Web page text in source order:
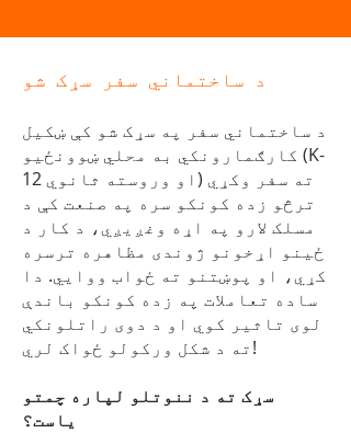
د ساختماني سفر سړک شو
د ساختماني سفر په سړک شو کې ښکیل
کارګمارونکي به محلي ښوونځیو (K-
12 او وروسته ثانوي) ته سفر وکړي
ترڅو زده کونکو سره په صنعت کې د
مسلک لارو په اړه وغږیږي، د کار د
ځینو اړخونو ژوندی مظاهره ترسره
کړي، او پوښتنو ته ځواب ووایي. دا
ساده تعاملات په زده کونکو باندې
لوی تاثیر کوي او د دوی راتلونکي
ته د شکل ورکولو ځواک لري!
سړک ته د ننوتلو لپاره چمتو
یاست؟